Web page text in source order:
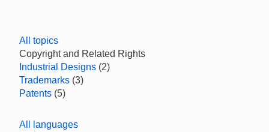
All topics
Copyright and Related Rights
Industrial Designs (2)
Trademarks (3)
Patents (5)
All languages